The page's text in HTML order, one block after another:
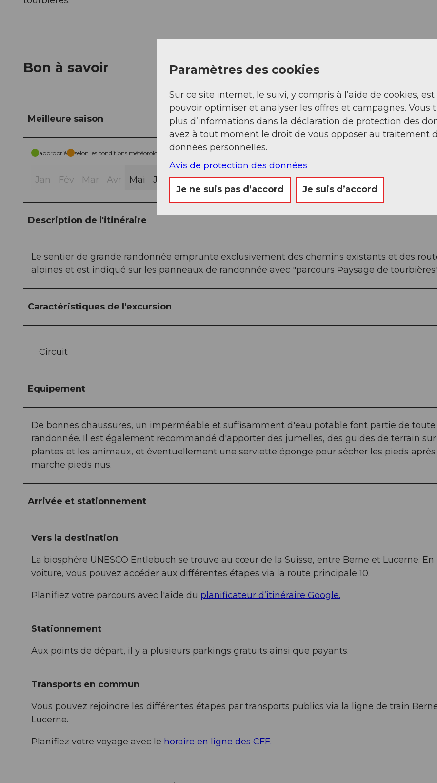
Bon à savoir
Meilleure saison
approprié selon les conditions météorologiques
Jan Fév Mar Avr Mai Jui Jui Aoû Sep Oct Nov Déc
Description de l'itinéraire
Le sentier de grande randonnée emprunte exclusivement des chemins existants et des
alpines et est indiqué sur les panneaux de randonnée avec "parcours Paysage de
Caractéristiques de l'excursion
Circuit
Equipement
De bonnes chaussures, un imperméable et suffisamment d'eau potable font partie de toute
randonnée. Il est également recommandé d'apporter des jumelles, des guides de terrain sur
plantes et les animaux, et éventuellement une serviette éponge pour sécher les pieds
marche pieds nus.
Arrivée et stationnement
Vers la destination
La biosphère UNESCO Entlebuch se trouve au cœur de la Suisse, entre Berne et Lucerne. En
voiture, vous pouvez accéder aux différentes étapes via la route principale 10.
Planifiez votre parcours avec l'aide du planificateur d’itinéraire Google.
Stationnement
Aux points de départ, il y a plusieurs parkings gratuits ainsi que payants.
Transports en commun
Vous pouvez rejoindre les différentes étapes par transports publics via la ligne de train
Lucerne.
Planifiez votre voyage avec le horaire en ligne des CFF.
Paramètres des cookies
Sur ce site internet, le suivi, y compris à l’aide de cookies,
pouvoir optimiser et analyser les offres et campagnes. Vous
plus d’informations dans la déclaration de protection des
avez à tout moment le droit de vous opposer au traitement
données personnelles.
Avis de protection des données
Je ne suis pas d’accord Je suis d’accord